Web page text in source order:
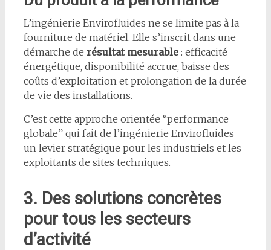
L’ingénierie Envirofluides ne se limite pas à la
fourniture de matériel. Elle s’inscrit dans une
démarche de résultat mesurable: efficacité
énergétique, disponibilité accrue, baisse des
coûts d’exploitation et prolongation de la durée
de vie des installations.
C’est cette approche orientée “performance
globale” qui fait de l’ingénierie Envirofluides
un levier stratégique pour les industriels et les
exploitants de sites techniques.
3. Des solutions concrètes
pour tous les secteurs
d’activité